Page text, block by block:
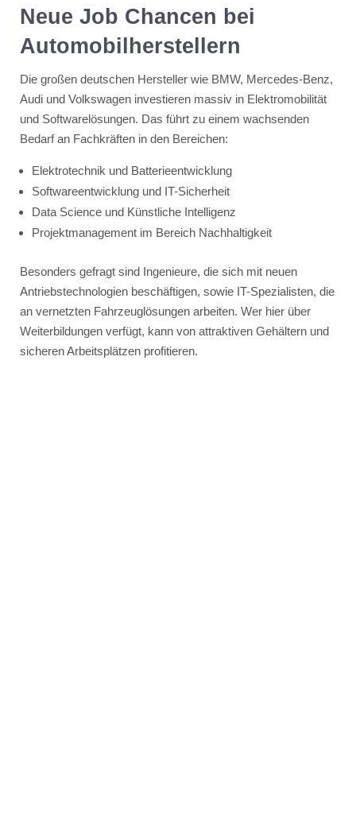
Neue Job Chancen bei
Automobilherstellern
Die großen deutschen Hersteller wie BMW, Mercedes-Benz,
Audi und Volkswagen investieren massiv in Elektromobilität
und Softwarelösungen. Das führt zu einem wachsenden
Bedarf an Fachkräften in den Bereichen:
Elektrotechnik und Batterieentwicklung
Softwareentwicklung und IT-Sicherheit
Data Science und Künstliche Intelligenz
Projektmanagement im Bereich Nachhaltigkeit
Besonders gefragt sind Ingenieure, die sich mit neuen
Antriebstechnologien beschäftigen, sowie IT-Spezialisten, die
an vernetzten Fahrzeuglösungen arbeiten. Wer hier über
Weiterbildungen verfügt, kann von attraktiven Gehältern und
sicheren Arbeitsplätzen profitieren.